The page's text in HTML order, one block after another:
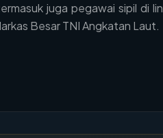
juga pegawai sipil di
Besar TNI Angkatan Laut.